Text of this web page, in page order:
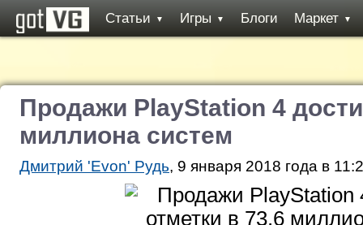
Статьи ▼ Игры ▼ Блоги Маркет ▼
Продажи PlayStation 4
миллиона систем
Дмитрий 'Evon' Рудь, 9 января 2018 года в